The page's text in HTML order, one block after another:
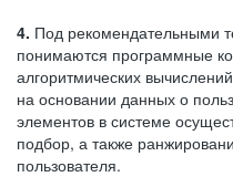
4. Под рекомендательными
понимаются программные
алгоритмических
на основании данных о
элементов в системе
подбор, а также
пользователя.